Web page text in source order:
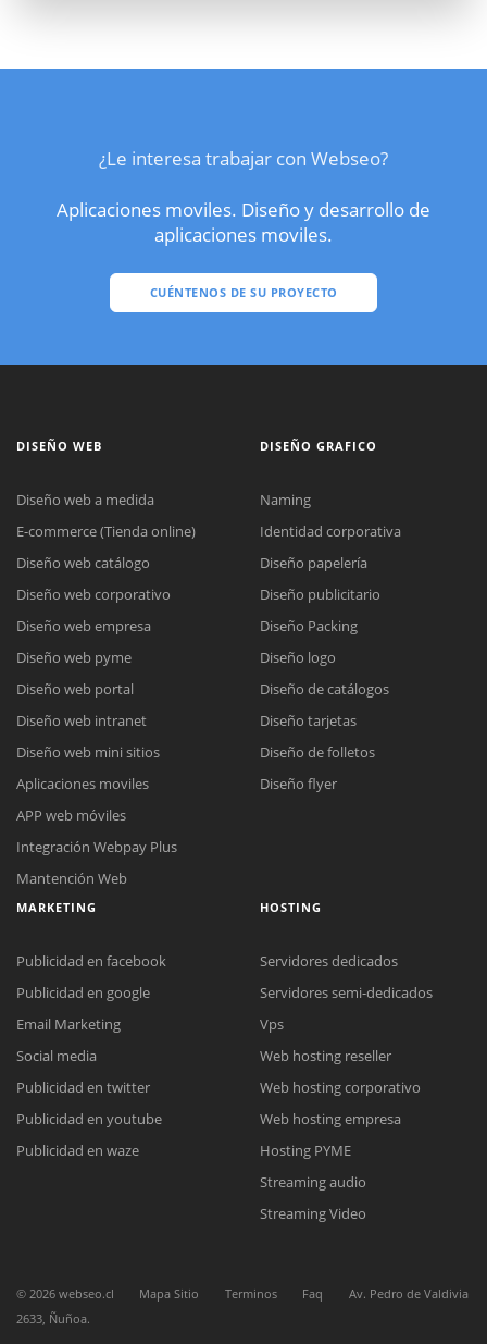
¿Le interesa trabajar con Webseo?
Aplicaciones moviles. Diseño y desarrollo de
aplicaciones moviles.
CUÉNTENOS DE SU PROYECTO
Reunión online
Nuestros ejecutivos le enviarán un correo electrónico con el enlace a
Meet para la reunión online.
Cotización
Chat Online
Todos nuestros ejecutivos están fuera de línea. Complete el formulario
DISEÑO WEB
Diseño web a medida
E-commerce (Tienda online)
Diseño web catálogo
Diseño web corporativo
Diseño web empresa
Diseño web pyme
Diseño web portal
Diseño web intranet
Diseño web mini sitios
Aplicaciones moviles
APP web móviles
Integración Webpay Plus
Mantención Web
DISEÑO GRAFICO
Naming
Identidad corporativa
Diseño papelería
Diseño publicitario
Diseño Packing
Diseño logo
Diseño de catálogos
Diseño tarjetas
Diseño de folletos
Diseño flyer
MARKETING
Publicidad en facebook
Publicidad en google
Email Marketing
Social media
Publicidad en twitter
Publicidad en youtube
Publicidad en waze
HOSTING
Servidores dedicados
Servidores semi-dedicados
Vps
Web hosting reseller
Web hosting corporativo
Web hosting empresa
Hosting PYME
Streaming audio
Streaming Video
© 2026 webseo.cl Mapa Sitio Terminos Faq
Av. Pedro de Valdivia
2633, Ñuñoa.